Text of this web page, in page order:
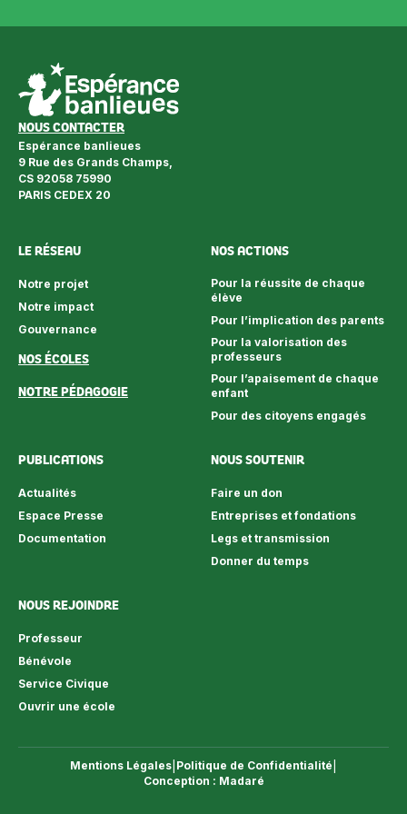
NOUS CONTACTER
Espérance banlieues
9 Rue des Grands Champs,
CS 92058 75990
PARIS CEDEX 20
LE RÉSEAU
Notre projet
Notre impact
Gouvernance
NOS ÉCOLES
NOTRE PÉDAGOGIE
NOS ACTIONS
Pour la réussite de chaque
élève
Pour l’implication des parents
Pour la valorisation des
professeurs
Pour l’apaisement de chaque
enfant
Pour des citoyens engagés
PUBLICATIONS
Actualités
Espace Presse
Documentation
NOUS SOUTENIR
Faire un don
Entreprises et fondations
Legs et transmission
Donner du temps
NOUS REJOINDRE
Professeur
Bénévole
Service Civique
Ouvrir une école
Mentions Légales Politique de Confidentialité
Conception : Madaré